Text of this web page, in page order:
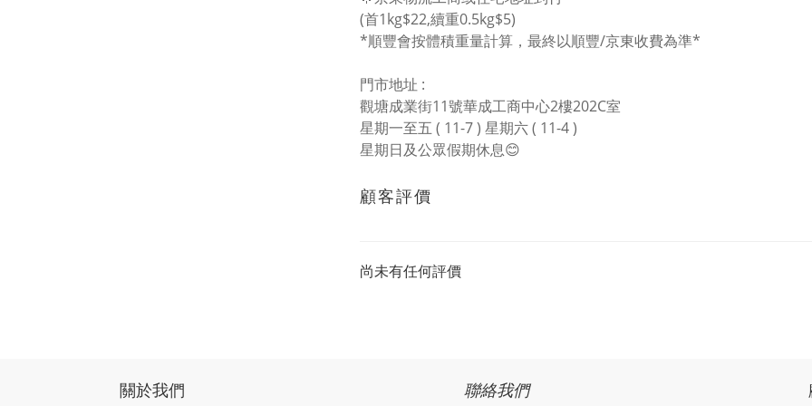
(首1kg$22,續重0.5kg$5)
*順豐會按體積重量計算，最終以順豐/京東收費為準*
門市地址 :
觀塘成業街11號華成工商中心2樓202C室
星期一至五 ( 11-7 ) 星期六 ( 11-4 )
星期日及公眾假期休息😊
顧客評價
尚未有任何評價
關於我們 聯絡我們